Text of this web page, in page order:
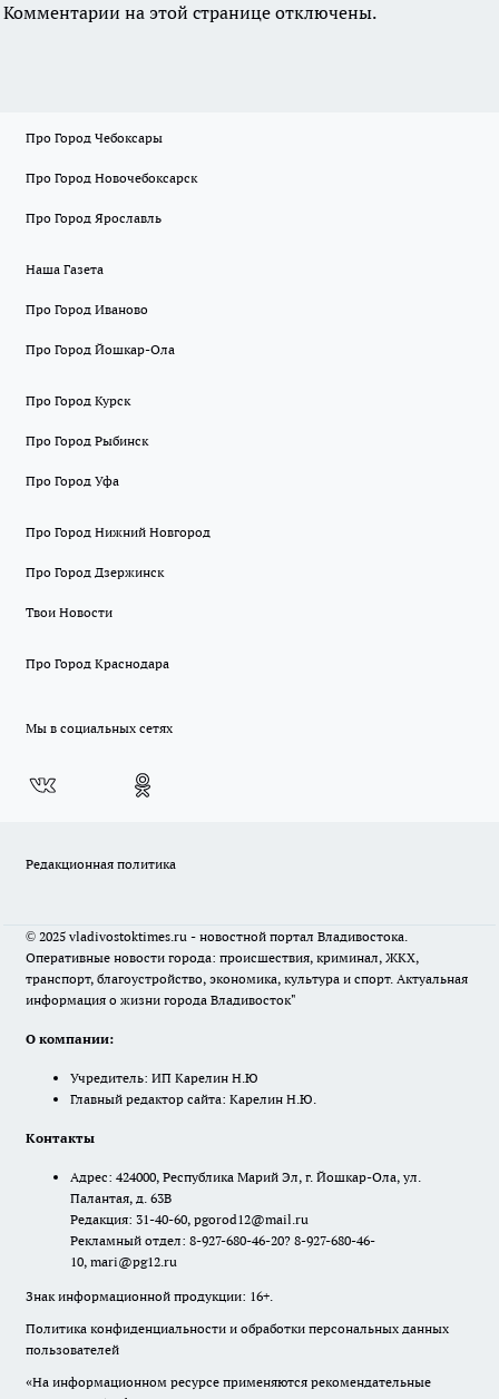
Комментарии на этой странице отключены.
Про Город Чебоксары
Про Город Новочебоксарск
Про Город Ярославль
Наша Газета
Про Город Иваново
Про Город Йошкар-Ола
Про Город Курск
Про Город Рыбинск
Про Город Уфа
Про Город Нижний Новгород
Про Город Дзержинск
Твои Новости
Про Город Краснодара
Мы в социальных сетях
Редакционная политика
© 2025 vladivostoktimes.ru - новостной портал Владивостока.
Оперативные новости города: происшествия, криминал, ЖКХ,
транспорт, благоустройство, экономика, культура и спорт. Актуальная
информация о жизни города Владивосток"
О компании:
Учредитель: ИП Карелин Н.Ю
Главный редактор сайта: Карелин Н.Ю.
Контакты
Адрес: 424000, Республика Марий Эл, г. Йошкар-Ола, ул.
Палантая, д. 63В
Редакция: 31-40-60, pgorod12@mail.ru
Рекламный отдел: 8-927-680-46-20? 8-927-680-46-
10, mari@pg12.ru
Знак информационной продукции: 16+.
Политика конфиденциальности и обработки персональных данных
пользователей
«На информационном ресурсе применяются рекомендательные